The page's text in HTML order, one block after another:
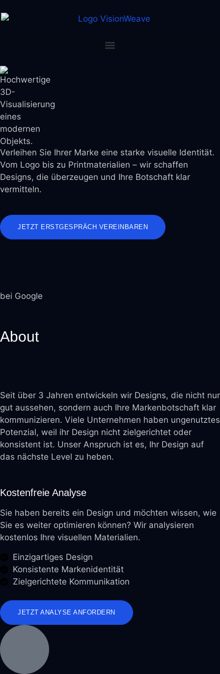
Verleihen Sie Ihrer Marke eine starke visuelle Identität.
Vom Logo bis zu Printmaterialien – wir schaffen
Designs, die überzeugen und Ihre Botschaft klar
vermitteln.
JETZT ERSTGESPRÄCH VEREINBAREN
bei Google
About
Seit über 3 Jahren entwickeln wir Designs, die nicht nur
gut aussehen, sondern auch Ihre Markenbotschaft klar
kommunizieren. Viele Unternehmen haben ungenutztes
Potenzial, weil ihr Design nicht zielgerichtet oder
konsistent ist. Unser Anspruch ist es, Ihr Design auf
das nächste Level zu heben.
Kostenfreie Analyse
Sie haben bereits ein Design und möchten wissen, wie
Sie es weiter optimieren können? Wir analysieren
kostenlos Ihre visuellen Materialien.
Einzigartiges Design
Konsistente Markenidentität
Zielgerichtete Kommunikation
JETZT ANALYSE ANFORDERN